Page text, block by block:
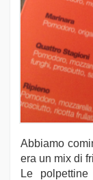
Abbiamo
era un mix di
Le